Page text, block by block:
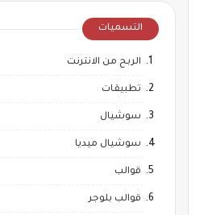
التسميات
الربح من الانترنت
تطبيقات
سوشيال
سوشيال ميديا
قوالب
قوالب بلوجر